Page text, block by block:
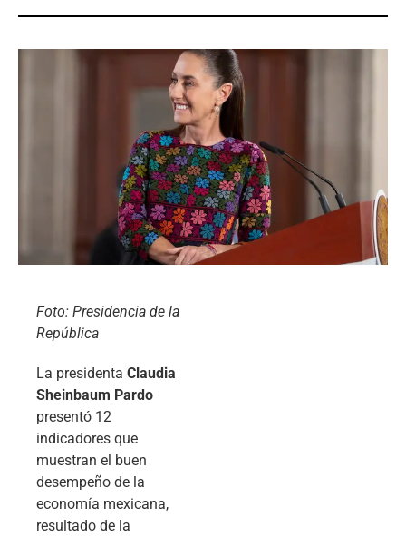
Foto: Presidencia de la
República
La presidenta Claudia
Sheinbaum Pardo
presentó 12
indicadores que
muestran el buen
desempeño de la
economía mexicana,
resultado de la